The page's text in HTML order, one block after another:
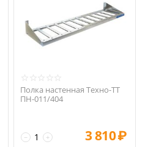
Полка настенная Техно-ТТ
ПН-011/404
+
− 3 810₽